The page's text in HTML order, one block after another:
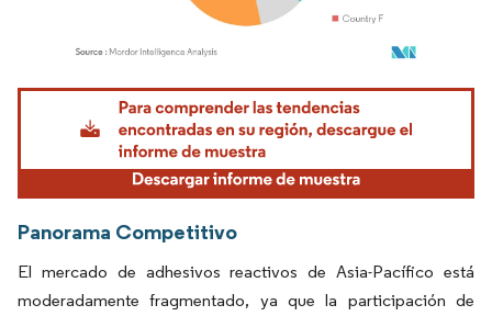
Imagen © Mordor Intelligence. El uso requiere atribución según CC BY 4.0.
Panorama Competitivo
El mercado de adhesivos reactivos de Asia-Pacífico está
moderadamente fragmentado, ya que la participación de